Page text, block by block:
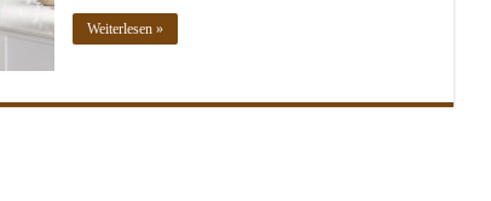
Weiterlesen »